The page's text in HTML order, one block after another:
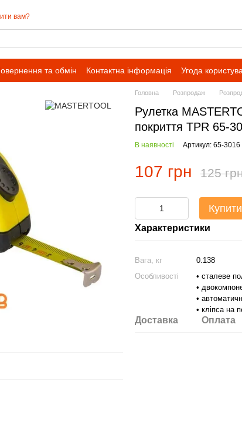
вам?
та обмін Контактна інформація Угода
Головна Розпродаж
Рулетка
покриття TPR 65-
В наявності Артикул: 65-3016
107 грн 125
Купити
Характеристики
Вага, кг
0.138
Особливості
• сталеве
•
•
• кліпса на
Доставка Оплата